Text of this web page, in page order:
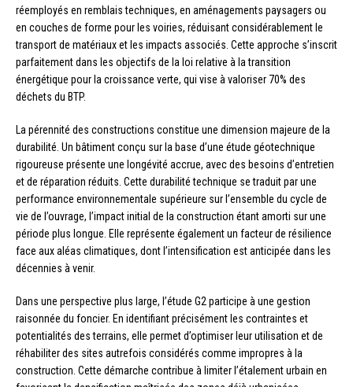
réemployés en remblais techniques, en aménagements paysagers ou
en couches de forme pour les voiries, réduisant considérablement le
transport de matériaux et les impacts associés. Cette approche s’inscrit
parfaitement dans les objectifs de la loi relative à la transition
énergétique pour la croissance verte, qui vise à valoriser 70% des
déchets du BTP.
La pérennité des constructions constitue une dimension majeure de la
durabilité. Un bâtiment conçu sur la base d’une étude géotechnique
rigoureuse présente une longévité accrue, avec des besoins d’entretien
et de réparation réduits. Cette durabilité technique se traduit par une
performance environnementale supérieure sur l’ensemble du cycle de
vie de l’ouvrage, l’impact initial de la construction étant amorti sur une
période plus longue. Elle représente également un facteur de résilience
face aux aléas climatiques, dont l’intensification est anticipée dans les
décennies à venir.
Dans une perspective plus large, l’étude G2 participe à une gestion
raisonnée du foncier. En identifiant précisément les contraintes et
potentialités des terrains, elle permet d’optimiser leur utilisation et de
réhabiliter des sites autrefois considérés comme impropres à la
construction. Cette démarche contribue à limiter l’étalement urbain en